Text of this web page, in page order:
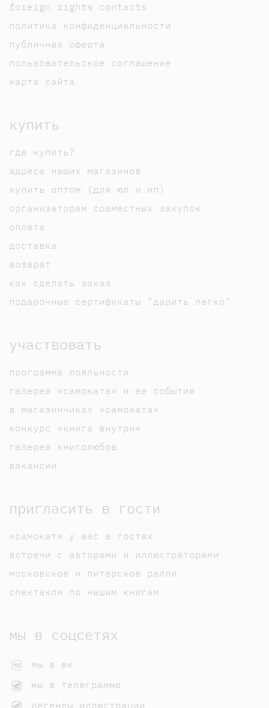
foreign rights contacts
политика конфиденциальности
публичная оферта
пользовательское соглашение
карта сайта
купить
где купить?
адреса наших магазинов
купить оптом (для юл и ип)
организаторам совместных закупок
оплата
доставка
возврат
как сделать заказ
подарочные сертификаты "дарить легко"
участвовать
программа лояльности
галерея «самоката» и ее события
в магазинчиках «самоката»
конкурс «книга внутри»
галерея книголюбов
вакансии
пригласить в гости
«самокат» у вас в гостях
встречи с авторами и иллюстраторами
московское и питерское ралли
спектакли по нашим книгам
мы в соцсетях
мы в вк
мы в телеграмме
легенды иллюстрации